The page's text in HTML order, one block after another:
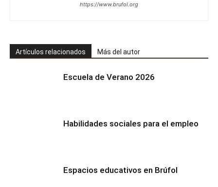
https://www.brufol.org
Artículos relacionados Más del autor
Escuela de Verano 2026
Habilidades sociales para el empleo
Espacios educativos en Brúfol